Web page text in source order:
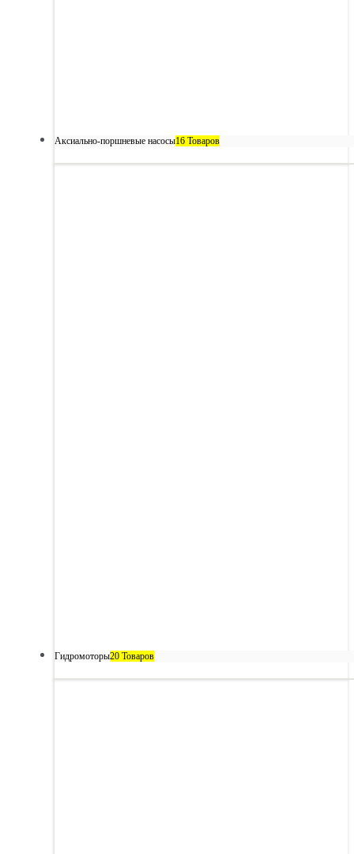
Аксиально-поршневые насосы16 Товаров
Гидромоторы20 Товаров